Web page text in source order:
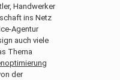
Handwerker
ins Netz
Agentur
auch viele
Thema
der